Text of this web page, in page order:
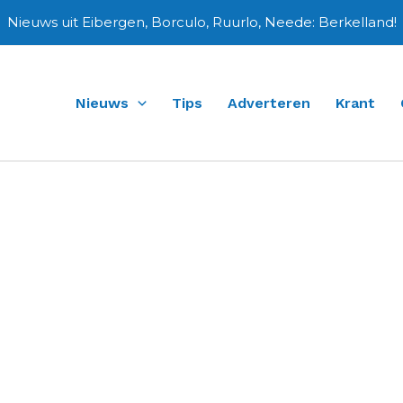
Nieuws uit Eibergen, Borculo, Ruurlo, Neede: Berkelland!
Nieuws Tips Adverteren Krant